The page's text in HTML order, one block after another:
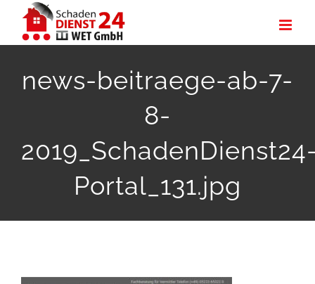
Inhalt
news-beitraege-ab-7-
8-
Portal_131.jpg